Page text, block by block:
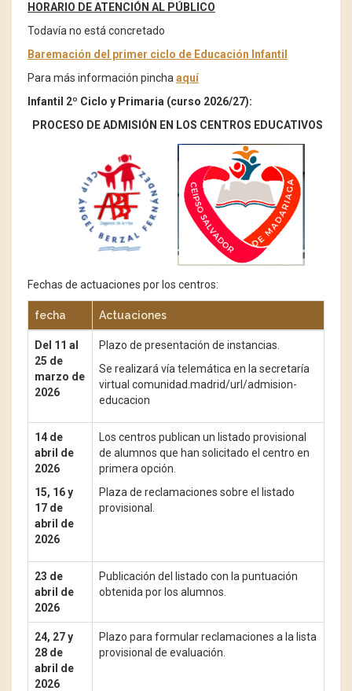
HORARIO DE ATENCIÓN AL PÚBLICO
Todavía no está concretado
Baremación del primer ciclo de Educación Infantil
Para más información pincha aquí
Infantil 2º Ciclo y Primaria (curso 2026/27):
PROCESO DE ADMISIÓN EN LOS CENTROS EDUCATIVOS
Fechas de actuaciones por los centros:
fecha Actuaciones
Del 11 al
25 de
marzo de
2026
Plazo de presentación de instancias.
Se realizará vía telemática en la secretaría
virtual comunidad.madrid/url/admision-
educacion
14 de
abril de
2026
15, 16 y
17 de
abril de
2026
Los centros publican un listado provisional
de alumnos que han solicitado el centro en
primera opción.
Plaza de reclamaciones sobre el listado
provisional.
23 de
abril de
2026
Publicación del listado con la puntuación
obtenida por los alumnos.
24, 27 y
28 de
abril de
2026
Plazo para formular reclamaciones a la lista
provisional de evaluación.